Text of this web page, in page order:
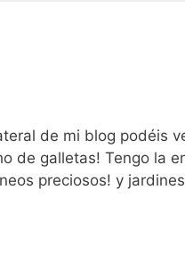
de mi blog podéis
de galletas! Tengo la
preciosos! y